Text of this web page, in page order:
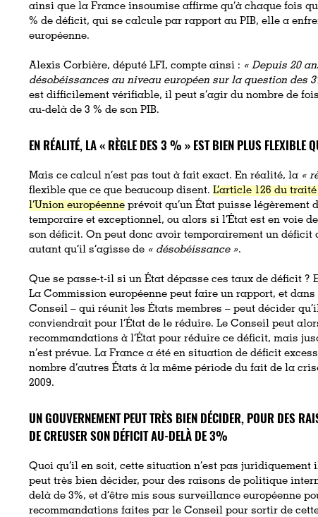
ainsi que la France insoumise affirme qu’à chaque fois
% de déficit, qui se calcule par rapport au PIB, elle a
européenne.
Alexis Corbière, député LFI, compte ainsi : «Depuis 20
désobéissances au niveau européen sur la question des
est difficilement vérifiable, il peut s’agir du nombre de
au-delà de 3 % de son PIB.
EN RÉALITÉ, LA « RÈGLE DES 3 % » EST BIEN PLUS FLEXIBLE
Mais ce calcul n’est pas tout à fait exact. En réalité, la «
flexible que ce que beaucoup disent.L’article 126 du
l’Union européenne prévoit qu’un État puisse légèrement
temporaire et exceptionnel, ou alors si l’État est en voie
son déficit. On peut donc avoir temporairement un déficit
autant qu’il s’agisse de « désobéissance ».
Que se passe-t-il si un État dépasse ces taux de déficit ?
La Commission européenne peut faire un rapport, et
Conseil – qui réunit les États membres – peut décider
conviendrait pour l’État de le réduire. Le Conseil peut
recommandations à l’État pour réduire ce déficit, mais
n’est prévue. La France a été en situation de déficit
nombre d’autres États à la même période du fait de la
2009.
UN GOUVERNEMENT PEUT TRÈS BIEN DÉCIDER, POUR DES
DE CREUSER SON DÉFICIT AU-DELÀ DE 3%
Quoi qu’il en soit, cette situation n’est pas juridiquement
peut très bien décider, pour des raisons de politique
delà de 3%, et d’être mis sous surveillance européenne
recommandations faites par le Conseil pour sortir de